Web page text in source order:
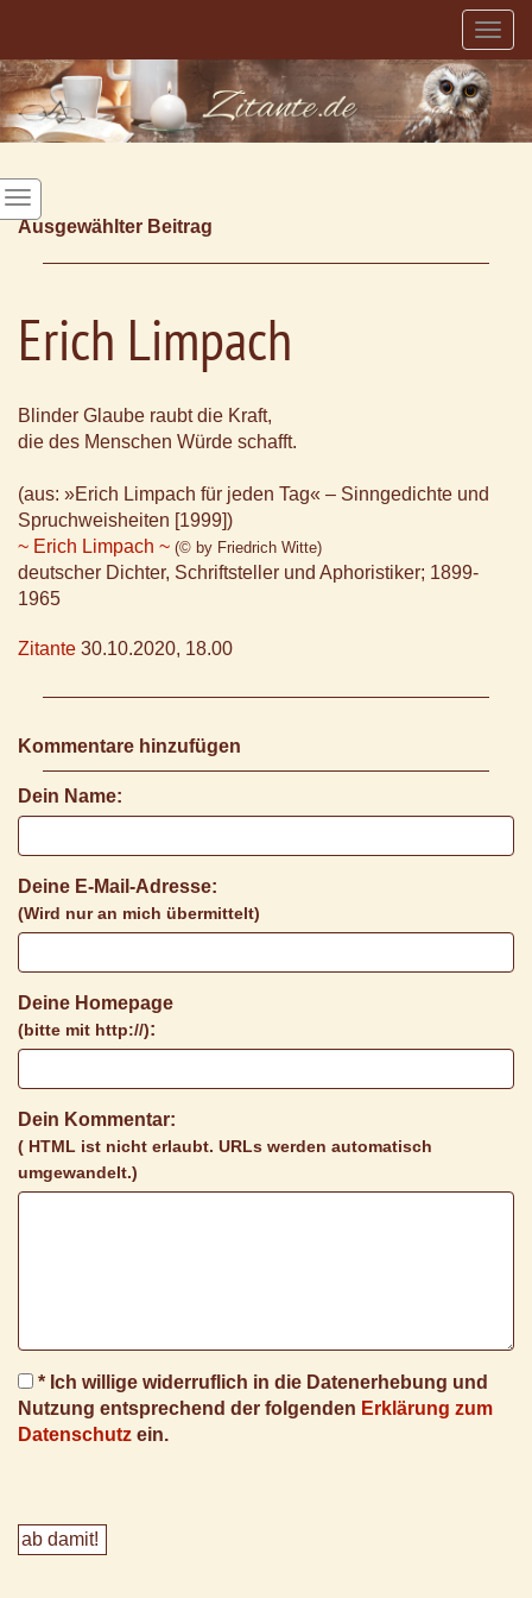
Ausgewählter Beitrag
Erich Limpach
Blinder Glaube raubt die Kraft,
die des Menschen Würde schafft.
(aus: »Erich Limpach für jeden Tag« – Sinngedichte und
Spruchweisheiten [1999])
~ Erich Limpach ~ (© by Friedrich Witte)
deutscher Dichter, Schriftsteller und Aphoristiker; 1899-
1965
Zitante 30.10.2020, 18.00
Kommentare hinzufügen
Dein Name:
Deine E-Mail-Adresse:
(Wird nur an mich übermittelt)
Deine Homepage
(bitte mit http://):
Dein Kommentar:
( HTML ist nicht erlaubt. URLs werden automatisch
umgewandelt.)
* Ich willige widerruflich in die Datenerhebung und
Nutzung entsprechend der folgenden Erklärung zum
Datenschutz ein.